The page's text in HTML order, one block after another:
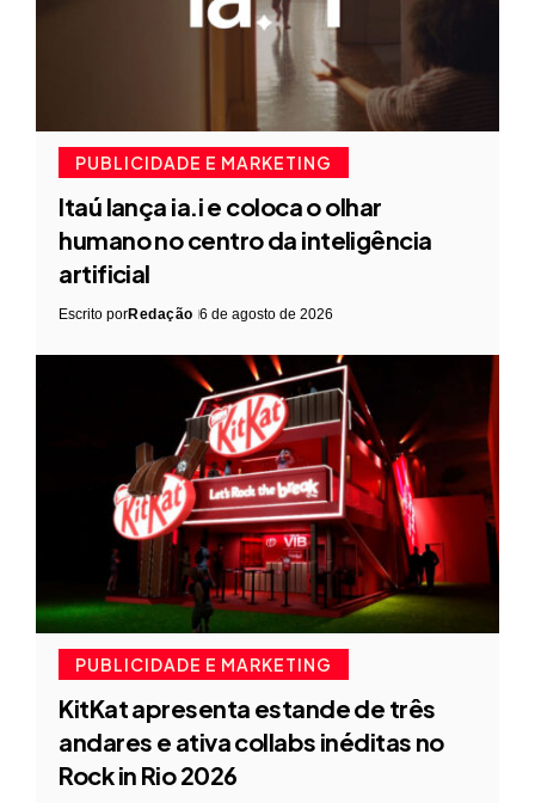
PUBLICIDADE E MARKETING
Itaú lança ia.i e coloca o olhar
humano no centro da inteligência
artificial
Escrito porRedação 6 de agosto de 2026
PUBLICIDADE E MARKETING
KitKat apresenta estande de três
andares e ativa collabs inéditas no
Rock in Rio 2026